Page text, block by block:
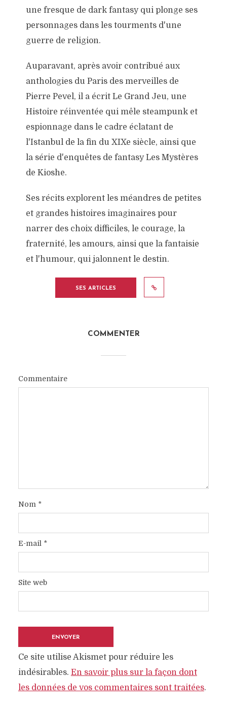
une fresque de dark fantasy qui plonge ses
personnages dans les tourments d'une
guerre de religion.
Auparavant, après avoir contribué aux
anthologies du Paris des merveilles de
Pierre Pevel, il a écrit Le Grand Jeu, une
Histoire réinventée qui mêle steampunk et
espionnage dans le cadre éclatant de
l'Istanbul de la fin du XIXe siècle, ainsi que
la série d'enquêtes de fantasy Les Mystères
de Kioshe.
Ses récits explorent les méandres de petites
et grandes histoires imaginaires pour
narrer des choix difficiles, le courage, la
fraternité, les amours, ainsi que la fantaisie
et l'humour, qui jalonnent le destin.
SES ARTICLES
COMMENTER
Commentaire
Nom *
E-mail *
Site web
Ce site utilise Akismet pour réduire les
indésirables. En savoir plus sur la façon dont
les données de vos commentaires sont traitées.